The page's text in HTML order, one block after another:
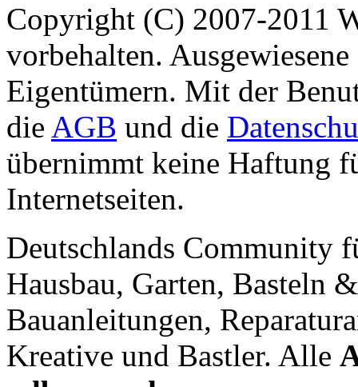
Copyright (C) 2007-2011
vorbehalten.
Eigentümern. Mit der
die AGB und die
übernimmt keine Haftung
Internetseiten.
Deutschlands Community
Hausbau, Garten, Basteln
Bauanleitungen,
Kreative und Bastler. Alle